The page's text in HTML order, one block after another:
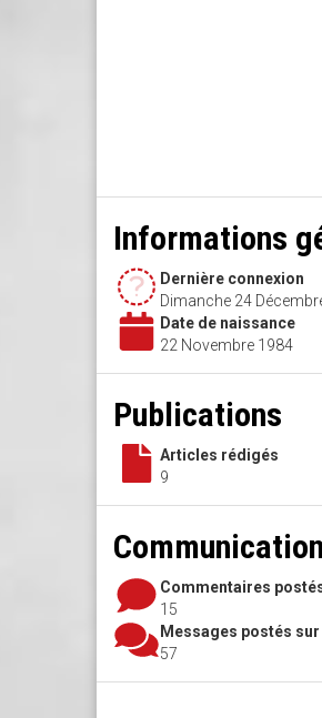
Informations
Dernière connexion
Dimanche 24
Date de naissance
22 Novembre 1984
Publications
Articles rédigés
9
Communication
Commentaires
15
Messages postés
57